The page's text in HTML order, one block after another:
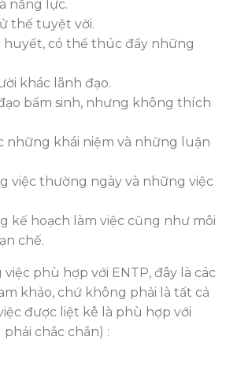
năng lực.
thế tuyệt vời.
huyết, có thể thúc đẩy những
khác lãnh đạo.
bẩm sinh, nhưng không thích
những khái niệm và những luận
việc thường ngày và những việc
kế hoạch làm việc cũng như môi
chế.
việc phù hợp với ENTP, đây là các
khảo, chứ không phải là tất cả
được liệt kê là phù hợp với
chắc chắn) :